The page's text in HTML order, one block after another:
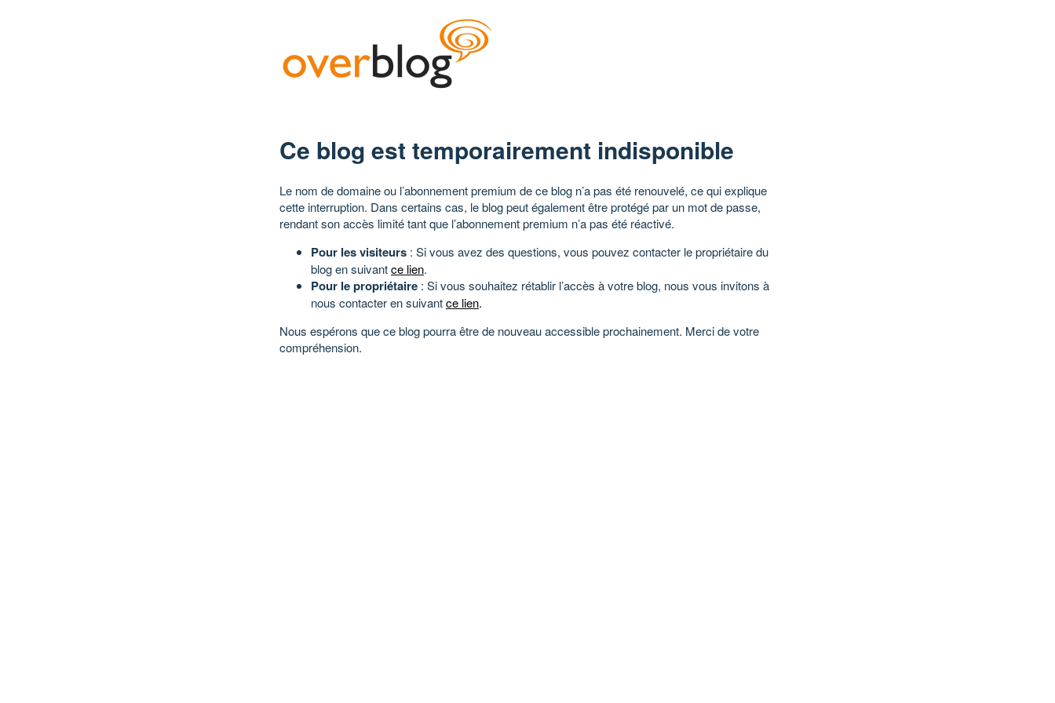
Ce blog est temporairement indisponible
Le nom de domaine ou l’abonnement premium de ce blog n’a pas été renouvelé, ce qui explique
cette interruption. Dans certains cas, le blog peut également être protégé par un mot de passe,
rendant son accès limité tant que l’abonnement premium n’a pas été réactivé.
Pour les visiteurs : Si vous avez des questions, vous pouvez contacter le propriétaire du
blog en suivantce lien.
Pour le propriétaire : Si vous souhaitez rétablir l’accès à votre blog, nous vous invitons à
nous contacter en suivantce lien.
Nous espérons que ce blog pourra être de nouveau accessible prochainement. Merci de votre
compréhension.